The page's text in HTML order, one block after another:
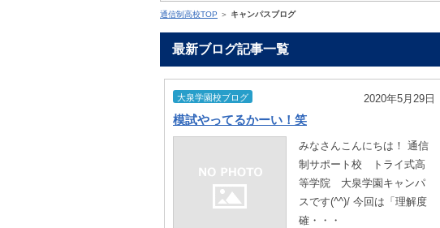
通信制高校TOP ＞ キャンパスブログ
最新ブログ記事一覧
大泉学園校ブログ 2020年5月29日
模試やってるかーい！笑
みなさんこんにちは！ 通信
制サポート校 トライ式高
等学院 大泉学園キャンパ
スです(^^)/ 今回は「理解度
確・・・